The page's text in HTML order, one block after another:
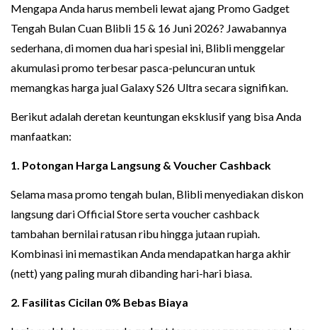
Mengapa Anda harus membeli lewat ajang Promo Gadget
Tengah Bulan Cuan Blibli 15 & 16 Juni 2026? Jawabannya
sederhana, di momen dua hari spesial ini, Blibli menggelar
akumulasi promo terbesar pasca-peluncuran untuk
memangkas harga jual Galaxy S26 Ultra secara signifikan.
Berikut adalah deretan keuntungan eksklusif yang bisa Anda
manfaatkan:
1. Potongan Harga Langsung & Voucher Cashback
Selama masa promo tengah bulan, Blibli menyediakan diskon
langsung dari Official Store serta voucher cashback
tambahan bernilai ratusan ribu hingga jutaan rupiah.
Kombinasi ini memastikan Anda mendapatkan harga akhir
(nett) yang paling murah dibanding hari-hari biasa.
2. Fasilitas Cicilan 0% Bebas Biaya